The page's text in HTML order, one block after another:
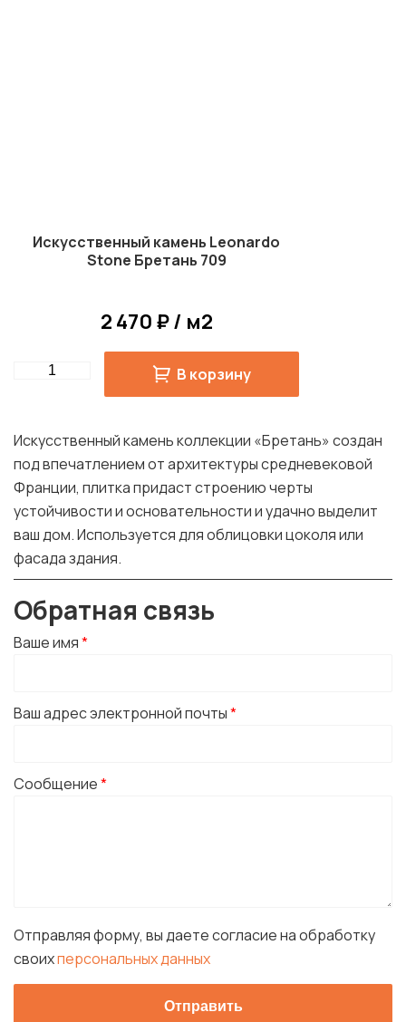
Искусственный камень Leonardo
Stone Бретань 709
2 470 ₽ / м2
Quantity В корзину
Искусственный камень коллекции «Бретань» создан
под впечатлением от архитектуры средневековой
Франции, плитка придаст строению черты
устойчивости и основательности и удачно выделит
ваш дом. Используется для облицовки цоколя или
фасада здания.
Обратная связь
Ваше имя*
Ваш адрес электронной почты*
Сообщение*
Отправляя форму, вы даете согласие на обработку
своихперсональных данных